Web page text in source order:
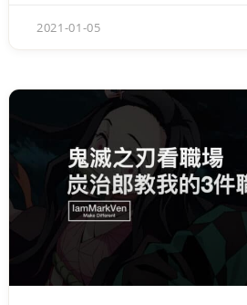
2021-01-05